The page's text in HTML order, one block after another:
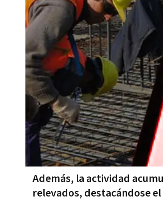
Además, la actividad
relevados, destacándose